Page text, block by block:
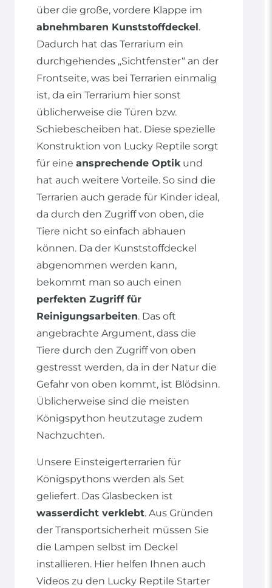
über die große, vordere Klappe im
abnehmbaren Kunststoffdeckel .
Dadurch hat das Terrarium ein
durchgehendes „Sichtfenster“ an der
Frontseite, was bei Terrarien einmalig
ist, da ein Terrarium hier sonst
üblicherweise die Türen bzw.
Schiebescheiben hat. Diese spezielle
Konstruktion von Lucky Reptile sorgt
für eine ansprechende Optikund
hat auch weitere Vorteile. So sind die
Terrarien auch gerade für Kinder ideal,
da durch den Zugriff von oben, die
Tiere nicht so einfach abhauen
können. Da der Kunststoffdeckel
abgenommen werden kann,
bekommt man so auch einen
perfekten Zugriff für
Reinigungsarbeiten. Das oft
angebrachte Argument, dass die
Tiere durch den Zugriff von oben
gestresst werden, da in der Natur die
Gefahr von oben kommt, ist Blödsinn.
Üblicherweise sind die meisten
Königspython heutzutage zudem
Nachzuchten.
Unsere Einsteigerterrarien für
Königspythons werden als Set
geliefert. Das Glasbecken ist
wasserdicht verklebt. Aus Gründen
der Transportsicherheit müssen Sie
die Lampen selbst im Deckel
installieren. Hier helfen Ihnen auch
Videos zu den Lucky Reptile Starter